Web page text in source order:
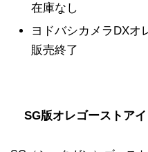
在庫なし
ヨドバシカメラDXオ
販売終了
SG版オレゴーストア